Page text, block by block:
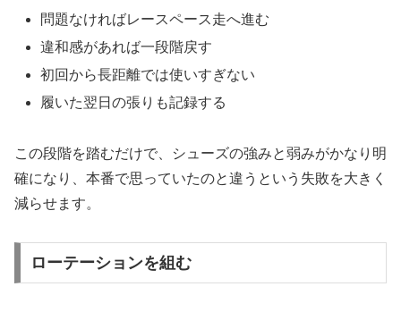
問題なければレースペース走へ進む
違和感があれば一段階戻す
初回から長距離では使いすぎない
履いた翌日の張りも記録する
この段階を踏むだけで、シューズの強みと弱みがかなり明
確になり、本番で思っていたのと違うという失敗を大きく
減らせます。
ローテーションを組む